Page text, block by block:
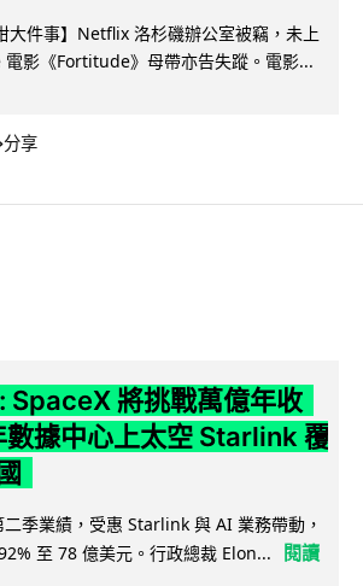
大件事】Netflix 洛杉磯辦公室被竊，未上
影《Fortitude》母帶亦告失蹤。電影...
分享
SpaceX 將挑戰萬億年收
數據中心上太空 Starlink 覆
季業績，受惠 Starlink 與 AI 業務帶動，
至 78 億美元。行政總裁 Elon...
閱讀